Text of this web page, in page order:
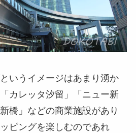
いうイメージはあまり湧か
カレッタ汐留」「ニュー新
橋」などの商業施設があり
ピングを楽しむのであれ